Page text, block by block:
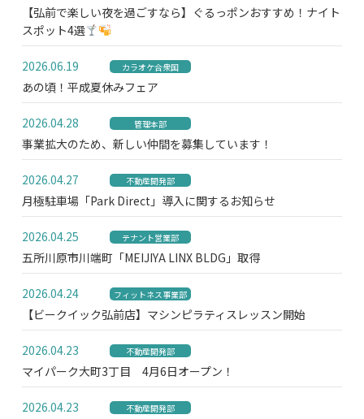
【弘前で楽しい夜を過ごすなら】ぐるっポンおすすめ！ナイト
スポット4選
2026.06.19 カラオケ合衆国
あの頃！平成夏休みフェア
2026.04.28 管理本部
事業拡大のため、新しい仲間を募集しています！
2026.04.27 不動産開発部
月極駐車場「Park Direct」導入に関するお知らせ
2026.04.25 テナント営業部
五所川原市川端町「MEIJIYA LINX BLDG」取得
2026.04.24 フィットネス事業部
【ビークイック弘前店】マシンピラティスレッスン開始
2026.04.23 不動産開発部
マイパーク大町3丁目 4月6日オープン！
2026.04.23 不動産開発部